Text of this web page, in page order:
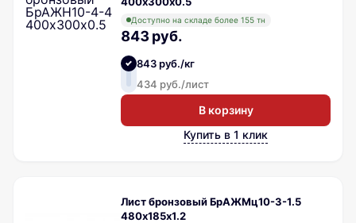
Доступно на складе более 155 тн
843 руб.
843 руб./кг
434 руб./лист
В корзину
Купить в 1 клик
Лист бронзовый БрАЖМц10-3-1.5
480х185х1.2